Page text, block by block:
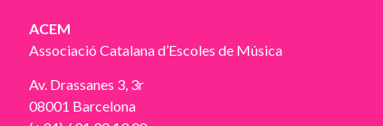
ACEM
Associació Catalana d’Escoles de Música
Av. Drassanes 3, 3r
08001 Barcelona